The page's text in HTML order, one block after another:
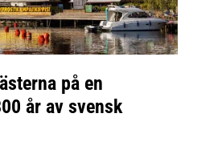
på en
år av svensk